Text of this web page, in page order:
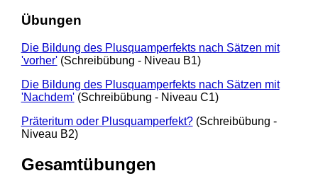
Übungen
Die Bildung des Plusquamperfekts nach Sätzen mit
'vorher'(Schreibübung - Niveau B1)
Die Bildung des Plusquamperfekts nach Sätzen mit
'Nachdem'(Schreibübung - Niveau C1)
Präteritum oder Plusquamperfekt?(Schreibübung -
Niveau B2)
Gesamtübungen